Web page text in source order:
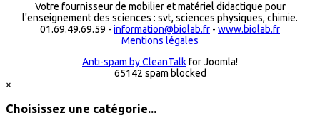
Votre fournisseur de mobilier et matériel didactique pour
l'enseignement des sciences : svt, sciences physiques, chimie.
01.69.49.69.59 - information@biolab.fr - www.biolab.fr
Mentions légales
Anti-spam by CleanTalkfor Joomla!
65142 spam blocked
×
Choisissez une catégorie...